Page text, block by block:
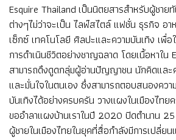
Esquire Thailand เป็นนิตยสารสำหรับผู้ชาย
ต่างๆไม่ว่าจะเป็น ไลฟ์สไตล์ แฟชั่น ธุรกิจ อา
เซ็กซ์ เทคโนโลยี ศิลปะและความบันเทิง เพื่
การดำเนินชีวิตอย่างชาญฉลาด โดยเนื้อหาใน
สามารถดึงดูดกลุ่มผู้อ่านปัญญาชน นักคิดและ
และมั่นใจในตนเอง ซึ่งสามารถตอบสนองคว
บันเทิงได้อย่างครบครัน วางแผงในเมืองไท
ขออำลาแผงบ้านเราในปี 2020 ปิดตำนาน
ผู้ชายในเมืองไทยในยุคที่สื่อกำลังมีการเปลี่ย